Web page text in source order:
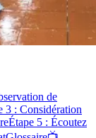
de
3 : Considération
Étape 5 : Écoutez